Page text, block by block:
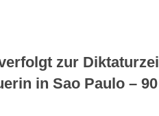
zur
in Sao Paulo –